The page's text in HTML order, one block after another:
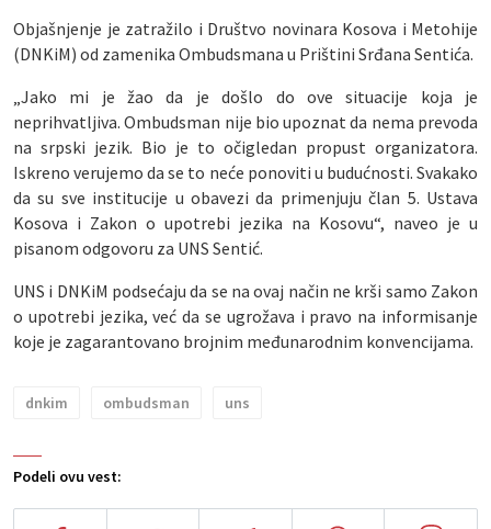
Podeli ovu vest:
Objašnjenje je zatražilo i Društvo novinara Kosova i Metohije
(DNKiM) od zamenika Ombudsmana u Prištini Srđana Sentića.
„Jako mi je žao da je došlo do ove situacije koja je
neprihvatljiva. Ombudsman nije bio upoznat da nema prevoda
na srpski jezik. Bio je to očigledan propust organizatora.
Iskreno verujemo da se to neće ponoviti u budućnosti. Svakako
da su sve institucije u obavezi da primenjuju član 5. Ustava
Kosova i Zakon o upotrebi jezika na Kosovu“, naveo je u
pisanom odgovoru za UNS Sentić.
UNS i DNKiM podsećaju da se na ovaj način ne krši samo Zakon
o upotrebi jezika, već da se ugrožava i pravo na informisanje
koje je zagarantovano brojnim međunarodnim konvencijama.
dnkim ombudsman uns